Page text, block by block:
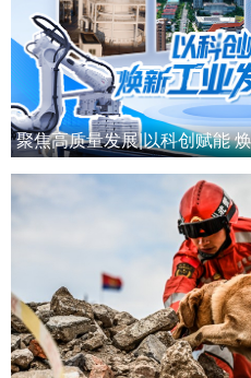
聚焦高质量发展|以科创赋能